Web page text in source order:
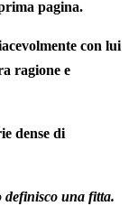
pagina.
con lui
ragione e
dense di
definisco una fitta.